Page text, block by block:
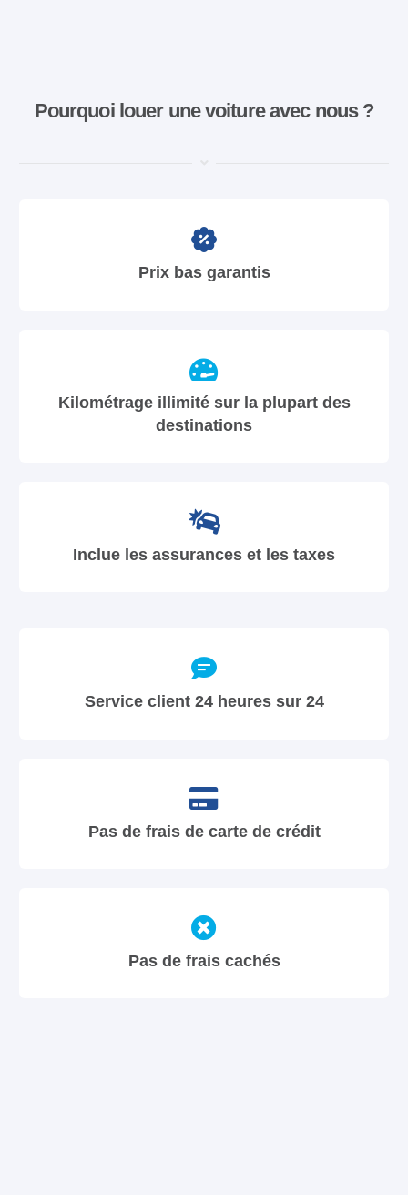
Pourquoi louer une voiture avec nous ?
Prix bas garantis
Kilométrage illimité sur la plupart des
destinations
Inclue les assurances et les taxes
Service client 24 heures sur 24
Pas de frais de carte de crédit
Pas de frais cachés